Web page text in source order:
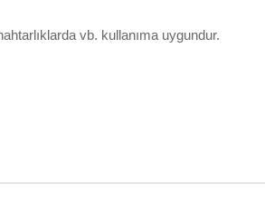
vb. kullanıma uygundur.